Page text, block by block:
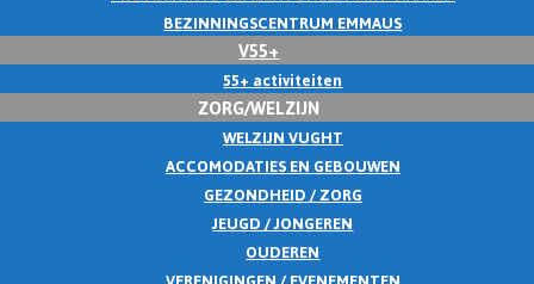
BEZINNINGSCENTRUM EMMAUS
V55+
55+ activiteiten
ZORG/WELZIJN
WELZIJN VUGHT
ACCOMODATIES EN GEBOUWEN
GEZONDHEID / ZORG
JEUGD / JONGEREN
OUDEREN